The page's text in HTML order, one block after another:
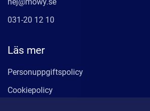
031-20 12 10
Läs mer
Personuppgiftspolicy
Cookiepolicy